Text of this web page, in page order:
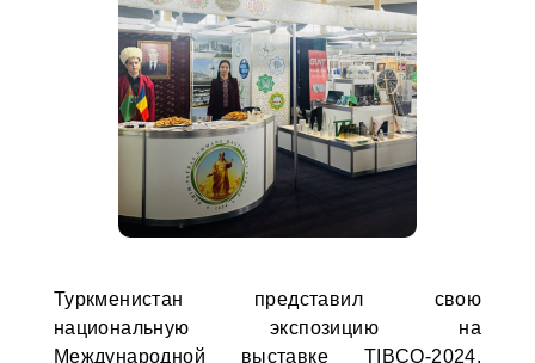
Туркменистан представил свою
национальную экспозицию на
Международной выставке TIBCO-2024,